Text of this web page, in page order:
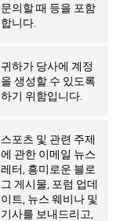
문의할 때 등을 포함
합니다.
귀하가 당사에 계정
을 생성할 수 있도록
하기 위함입니다.
스포츠 및 관련 주제
에 관한 이메일 뉴스
레터, 흥미로운 블로
그 게시물, 포럼 업데
이트, 뉴스 웨비나 및
기사를 보내드리고,